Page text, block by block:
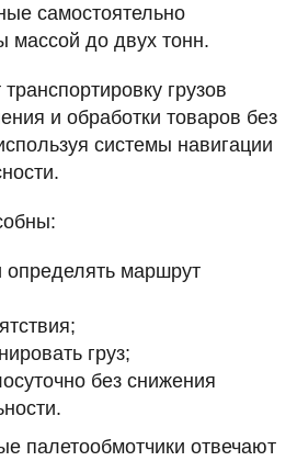
самостоятельно
массой до двух тонн.
грузов
и обработки товаров без
системы навигации
определять маршрут
груз;
без снижения
палетообмотчики отвечают